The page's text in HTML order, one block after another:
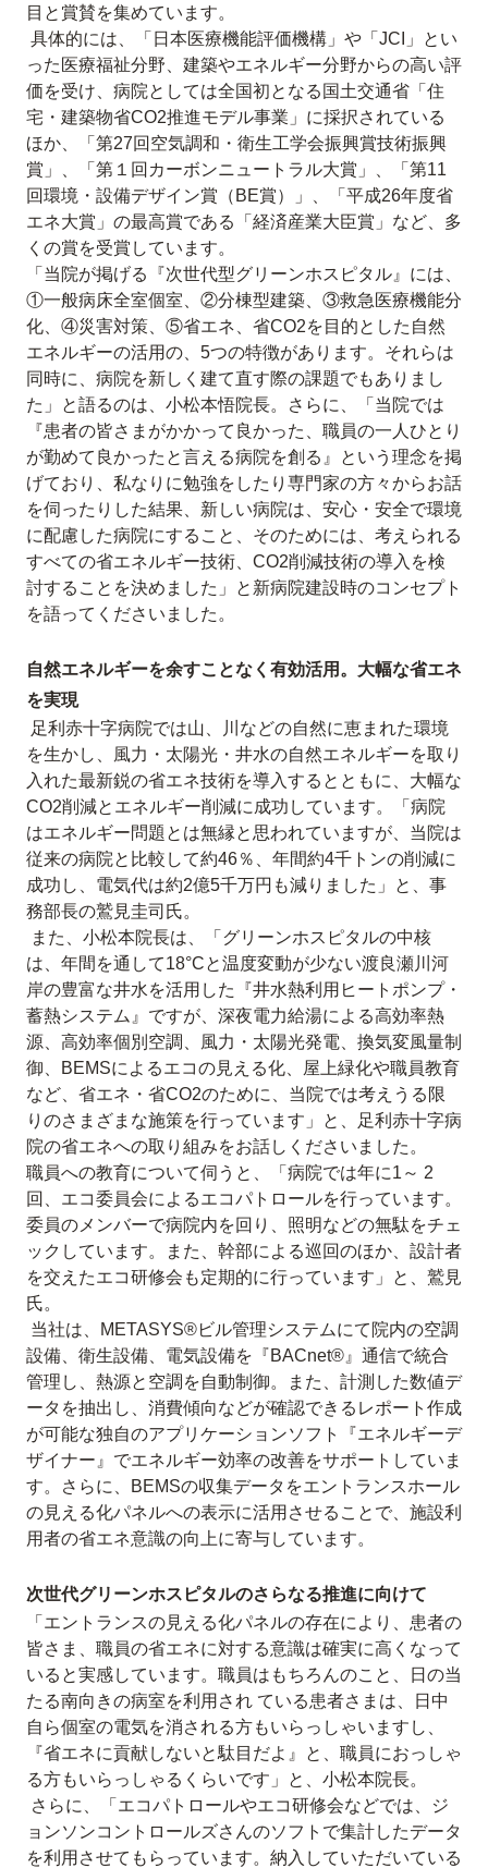
目と賞賛を集めています。
具体的には、「日本医療機能評価機構」や「JCI」とい
った医療福祉分野、建築やエネルギー分野からの高い評
価を受け、病院としては全国初となる国土交通省「住
宅・建築物省CO2推進モデル事業」に採択されている
ほか、「第27回空気調和・衛生工学会振興賞技術振興
賞」、「第１回カーボンニュートラル大賞」、「第11
回環境・設備デザイン賞（BE賞）」、「平成26年度省
エネ大賞」の最高賞である「経済産業大臣賞」など、多
くの賞を受賞しています。
「当院が掲げる『次世代型グリーンホスピタル』には、
①一般病床全室個室、②分棟型建築、③救急医療機能分
化、④災害対策、⑤省エネ、省CO2を目的とした自然
エネルギーの活用の、5つの特徴があります。それらは
同時に、病院を新しく建て直す際の課題でもありまし
た」と語るのは、小松本悟院長。さらに、「当院では
『患者の皆さまがかかって良かった、職員の一人ひとり
が勤めて良かったと言える病院を創る』という理念を掲
げており、私なりに勉強をしたり専門家の方々からお話
を伺ったりした結果、新しい病院は、安心・安全で環境
に配慮した病院にすること、そのためには、考えられる
すべての省エネルギー技術、CO2削減技術の導入を検
討することを決めました」と新病院建設時のコンセプト
を語ってくださいました。
自然エネルギーを余すことなく有効活用。大幅な省エネ
を実現
足利赤十字病院では山、川などの自然に恵まれた環境
を生かし、風力・太陽光・井水の自然エネルギーを取り
入れた最新鋭の省エネ技術を導入するとともに、大幅な
CO2削減とエネルギー削減に成功しています。「病院
はエネルギー問題とは無縁と思われていますが、当院は
従来の病院と比較して約46％、年間約4千トンの削減に
成功し、電気代は約2億5千万円も減りました」と、事
務部長の鷲見圭司氏。
また、小松本院長は、「グリーンホスピタルの中核
は、年間を通して18°Cと温度変動が少ない渡良瀬川河
岸の豊富な井水を活用した『井水熱利用ヒートポンプ・
蓄熱システム』ですが、深夜電力給湯による高効率熱
源、高効率個別空調、風力・太陽光発電、換気変風量制
御、BEMSによるエコの見える化、屋上緑化や職員教育
など、省エネ・省CO2のために、当院では考えうる限
りのさまざまな施策を行っています」と、足利赤十字病
院の省エネへの取り組みをお話しくださいました。
職員への教育について伺うと、「病院では年に1～ 2
回、エコ委員会によるエコパトロールを行っています。
委員のメンバーで病院内を回り、照明などの無駄をチェ
ックしています。また、幹部による巡回のほか、設計者
を交えたエコ研修会も定期的に行っています」と、鷲見
氏。
当社は、METASYS®ビル管理システムにて院内の空調
設備、衛生設備、電気設備を『BACnet®』通信で統合
管理し、熱源と空調を自動制御。また、計測した数値デ
ータを抽出し、消費傾向などが確認できるレポート作成
が可能な独自のアプリケーションソフト『エネルギーデ
ザイナー』でエネルギー効率の改善をサポートしていま
す。さらに、BEMSの収集データをエントランスホール
の見える化パネルへの表示に活用させることで、施設利
用者の省エネ意識の向上に寄与しています。
次世代グリーンホスピタルのさらなる推進に向けて
「エントランスの見える化パネルの存在により、患者の
皆さま、職員の省エネに対する意識は確実に高くなって
いると実感しています。職員はもちろんのこと、日の当
たる南向きの病室を利用され ている患者さまは、日中
自ら個室の電気を消される方もいらっしゃいますし、
『省エネに貢献しないと駄目だよ』と、職員におっしゃ
る方もいらっしゃるくらいです」と、小松本院長。
さらに、「エコパトロールやエコ研修会などでは、ジ
ョンソンコントロールズさんのソフトで集計したデータ
を利用させてもらっています。納入していただいている